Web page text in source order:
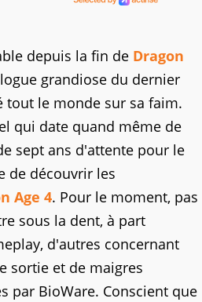
depuis la fin de Dragon
grandiose du dernier
tout le monde sur sa faim.
qui date quand même de
sept ans d'attente pour le
de découvrir les
Age 4. Pour le moment, pas
sous la dent, à part
d'autres concernant
sortie et de maigres
par BioWare. Conscient que